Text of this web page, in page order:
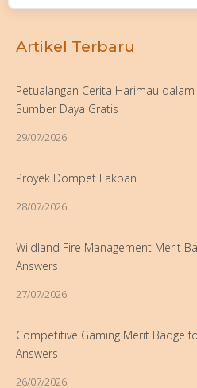
Artikel Terbaru
Petualangan Cerita Harimau
Sumber Daya Gratis
29/07/2026
Proyek Dompet Lakban
28/07/2026
Wildland Fire Management Merit
Answers
27/07/2026
Competitive Gaming Merit Badge
Answers
26/07/2026